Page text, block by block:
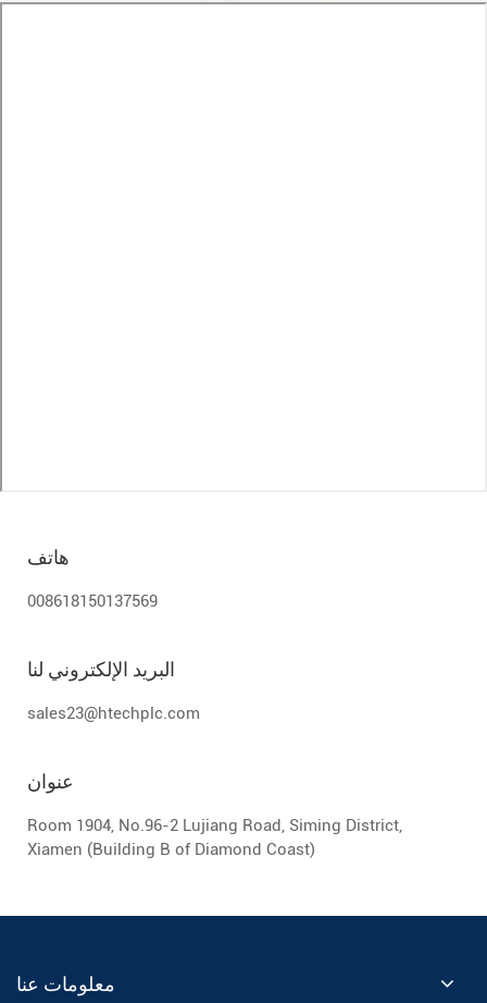
هاتف
008618150137569
البريد الإلكتروني لنا
sales23@htechplc.com
عنوان
Room 1904, No.96-2 Lujiang Road, Siming District,
Xiamen (Building B of Diamond Coast)
معلومات عنا